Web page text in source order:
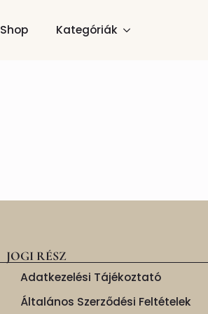
Shop Kategóriák
JOGI RÉSZ
Adatkezelési Tájékoztató
Általános Szerződési Feltételek